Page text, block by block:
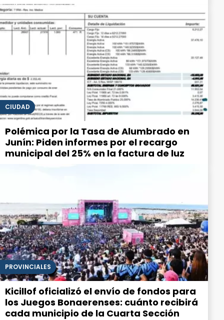
CIUDAD
Polémica por la Tasa de Alumbrado en
Junín: Piden informes por el recargo
municipal del 25% en la factura de luz
PROVINCIALES
Kicillof oficializó el envío de fondos para
los Juegos Bonaerenses: cuánto recibirá
cada municipio de la Cuarta Sección